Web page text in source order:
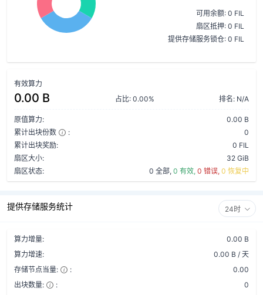
可用余额: 0 FIL
扇区抵押: 0 FIL
提供存储服务锁仓: 0 FIL
有效算力
0.00 B 占比: 0.00% 排名: N/A
原值算力:
0.00 B
累计出块份数
:
0
累计出块奖励:
0 FIL
扇区大小:
32 GiB
扇区状态:
0 全部, 0 有效, 0 错误, 0 恢复中
提供存储服务统计 24时
算力增量:
0.00 B
算力增速:
0.00 B / 天
存储节点当量:
:
0.00
出块数量:
:
0